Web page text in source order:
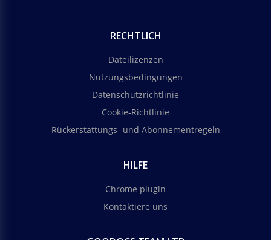
RECHTLICH
Dateilizenzen
Nutzungsbedingungen
Datenschutzrichtlinie
Cookie-Richtlinie
Rückerstattungs- und Abonnementregeln
HILFE
Chrome plugin
Kontaktiere uns